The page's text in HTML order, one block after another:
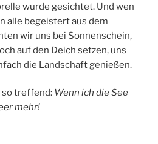
wurde gesichtet. Und wen
alle begeistert aus dem
wir uns bei Sonnenschein,
auf den Deich setzen, uns
die Landschaft genießen.
so treffend: Wenn ich die See
mehr!